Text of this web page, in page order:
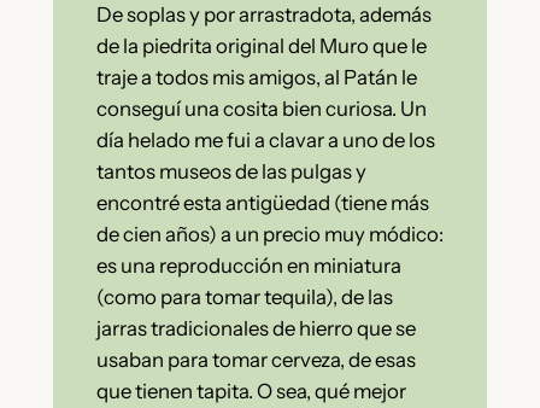
De soplas y por arrastradota, además
de la piedrita original del Muro que le
traje a todos mis amigos, al Patán le
conseguí una cosita bien curiosa. Un
día helado me fui a clavar a uno de los
tantos museos de las pulgas y
encontré esta antigüedad (tiene más
de cien años) a un precio muy módico:
es una reproducción en miniatura
(como para tomar tequila), de las
jarras tradicionales de hierro que se
usaban para tomar cerveza, de esas
que tienen tapita. O sea, qué mejor